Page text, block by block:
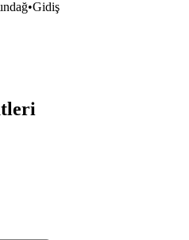
•Gidiş